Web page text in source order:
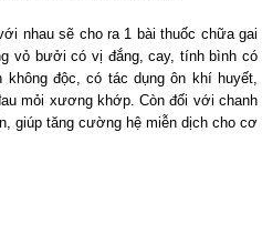
nhau sẽ cho ra 1 bài thuốc chữa gai
vỏ bưởi có vị đắng, cay, tính bình có
độc, có tác dụng ôn khí huyết,
mỏi xương khớp. Còn đối với chanh
giúp tăng cường hệ miễn dịch cho cơ